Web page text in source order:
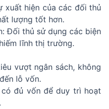
xuất hiện của các đối thủ
lượng tốt hơn.
Đối thủ sử dụng các biện
lĩnh thị trường.
vượt ngân sách, không
lỗ vốn.
đủ vốn để duy trì hoạt